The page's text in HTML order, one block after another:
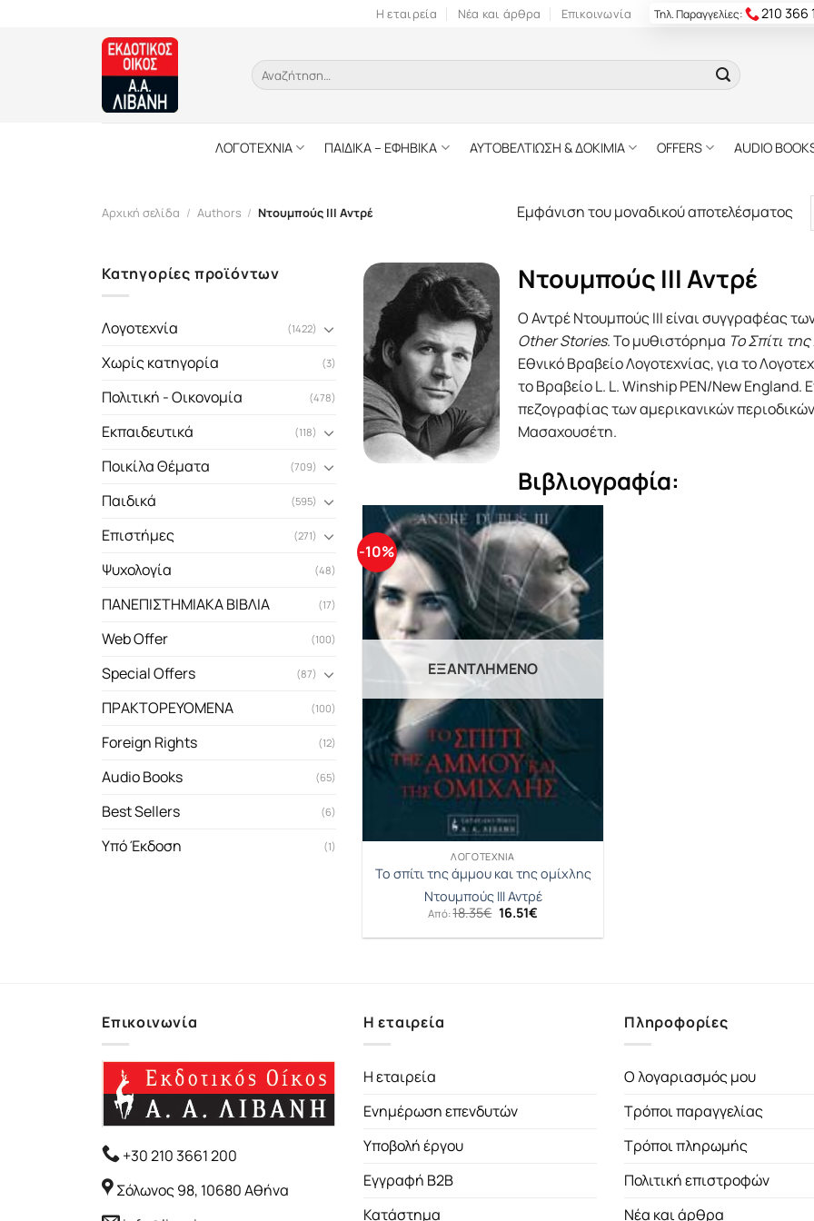
Η εταιρεία Νέα και άρθρα Επικοινωνία Τηλ. Παραγγελίες: 210 366
Αναζήτηση
για:
ΛΟΓΟΤΕΧΝΙΑ ΠΑΙΔΙΚΑ – ΕΦΗΒΙΚΑ ΑΥΤΟΒΕΛΤΙΩΣΗ & ΔΟΚΙΜΙΑ OFFERS AUDIO
Αρχική σελίδα / Authors / Ντουμπούς III Αντρέ Εμφάνιση του μοναδικού αποτελέσματος
Κατηγορίες προϊόντων
Λογοτεχνία (1422)
Χωρίς κατηγορία (3)
Πολιτική - Οικονομία (478)
Εκπαιδευτικά (118)
Ποικίλα Θέματα (709)
Παιδικά (595)
Επιστήμες (271)
Ψυχολογία (48)
ΠΑΝΕΠΙΣΤΗΜΙΑΚΑ ΒΙΒΛΙΑ (17)
Web Offer (100)
Special Offers (87)
ΠΡΑΚΤΟΡΕΥΟΜΕΝΑ (100)
Foreign Rights (12)
Audio Books (65)
Best Sellers (6)
Υπό Έκδοση (1)
Ντουμπούς III Αντρέ
Ο Αντρέ Ντουμπούς ΙΙΙ είναι συγγραφέας
Other Stories. Το μυθιστόρημα Το Σπίτι
Εθνικό Βραβείο Λογοτεχνίας, για το
το Βραβείο L. L. Winship PEN/New England.
πεζογραφίας των αμερικανικών
Μασαχουσέτη.
Βιβλιογραφία:
-10%
ΕΞΑΝΤΛΗΜΈΝΟ
ΛΟΓΟΤΕΧΝΊΑ
Το σπίτι της άμμου και της ομίχλης
Ντουμπούς III Αντρέ
Από:18.35€ Original
price
was:
16.51€Η
τιμή
Επικοινωνία
+30 210 3661 200
Σόλωνος 98, 10680 Αθήνα
Η εταιρεία
Η εταιρεία
Ενημέρωση επενδυτών
Υποβολή έργου
Εγγραφή B2B
Κατάστημα
Πληροφορίες
Ο λογαριασμός μου
Τρόποι παραγγελίας
Τρόποι πληρωμής
Πολιτική επιστροφών
Νέα και άρθρα